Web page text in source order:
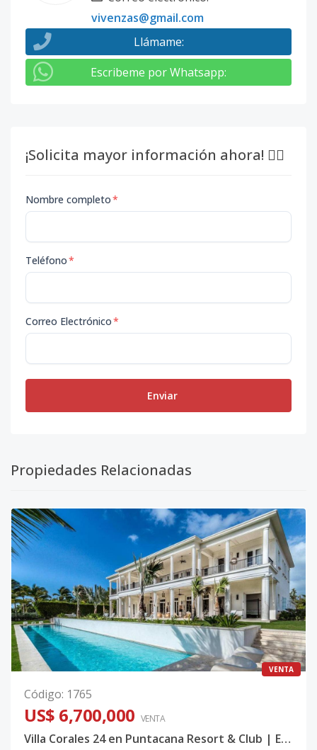
vivenzas@gmail.com
Llámame:
Escribeme por Whatsapp:
¡Solicita mayor información ahora! 👇🏽
Nombre completo*
Teléfono*
Correo Electrónico*
Enviar
Propiedades Relacionadas
VENTA
Código: 1765
US$ 6,700,000 VENTA
Villa Corales 24 en Puntacana Resort & Club | Exclusiva Residencia Colonial con Vista al Golf y Lago en Punta Cana